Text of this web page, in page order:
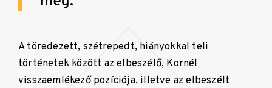
A töredezett, szétrepedt, hiányokkal teli
történetek között az elbeszélő, Kornél
visszaemlékező pozíciója, illetve az elbeszélt